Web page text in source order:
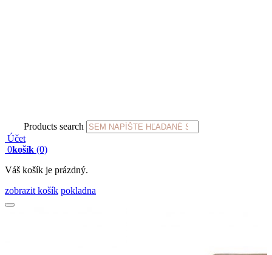
Products search
Účet
0košík (0)
Váš košík je prázdný.
zobrazit košík pokladna